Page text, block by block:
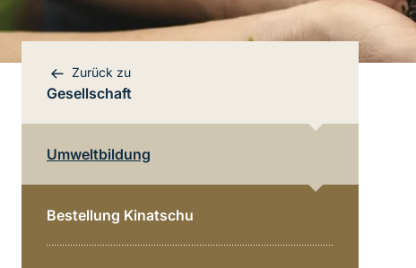
Bereichsnavigation
Zurück zu
Gesellschaft
Umweltbildung
Bestellung Kinatschu